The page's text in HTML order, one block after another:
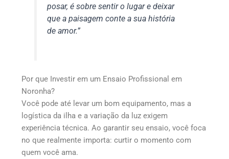
posar, é sobre sentir o lugar e deixar
que a paisagem conte a sua história
de amor.”
Por que Investir em um Ensaio Profissional em
Noronha?
Você pode até levar um bom equipamento, mas a
logística da ilha e a variação da luz exigem
experiência técnica. Ao garantir seu ensaio, você foca
no que realmente importa: curtir o momento com
quem você ama.